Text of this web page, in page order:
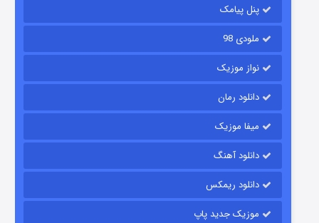
قسمت۱۵ (دوبله) منتشر شد
پنل پیامک
ملودی 98
نواز موزیک
دانلود رمان
میفا موزیک
دانلود آهنگ
دانلود ریمکس
موزیک جدید پاپ